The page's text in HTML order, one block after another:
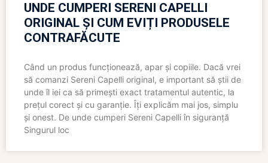
UNDE CUMPERI SERENI CAPELLI
ORIGINAL ȘI CUM EVIȚI PRODUSELE
CONTRAFĂCUTE
Când un produs funcționează, apar și copiile. Dacă vrei
să comanzi Sereni Capelli original, e important să știi de
unde îl iei ca să primești exact tratamentul autentic, la
prețul corect și cu garanție. Îți explicăm mai jos, simplu
și onest. De unde cumperi Sereni Capelli în siguranță
Singurul loc